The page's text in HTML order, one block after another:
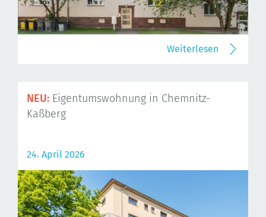
Weiterlesen
NEU: Eigentumswohnung in Chemnitz-
Kaßberg
24. April 2026